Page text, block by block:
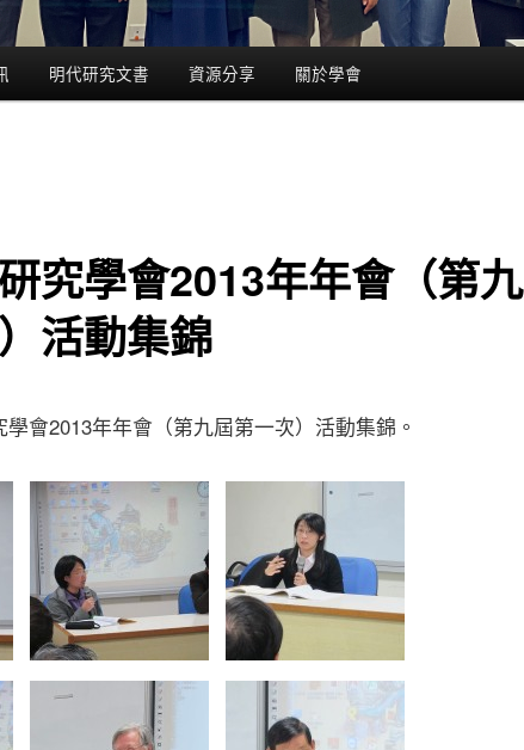
明代研究文書 資源分享 關於學會
究學會2013年年會（第九
活動集錦
會2013年年會（第九屆第一次）活動集錦。